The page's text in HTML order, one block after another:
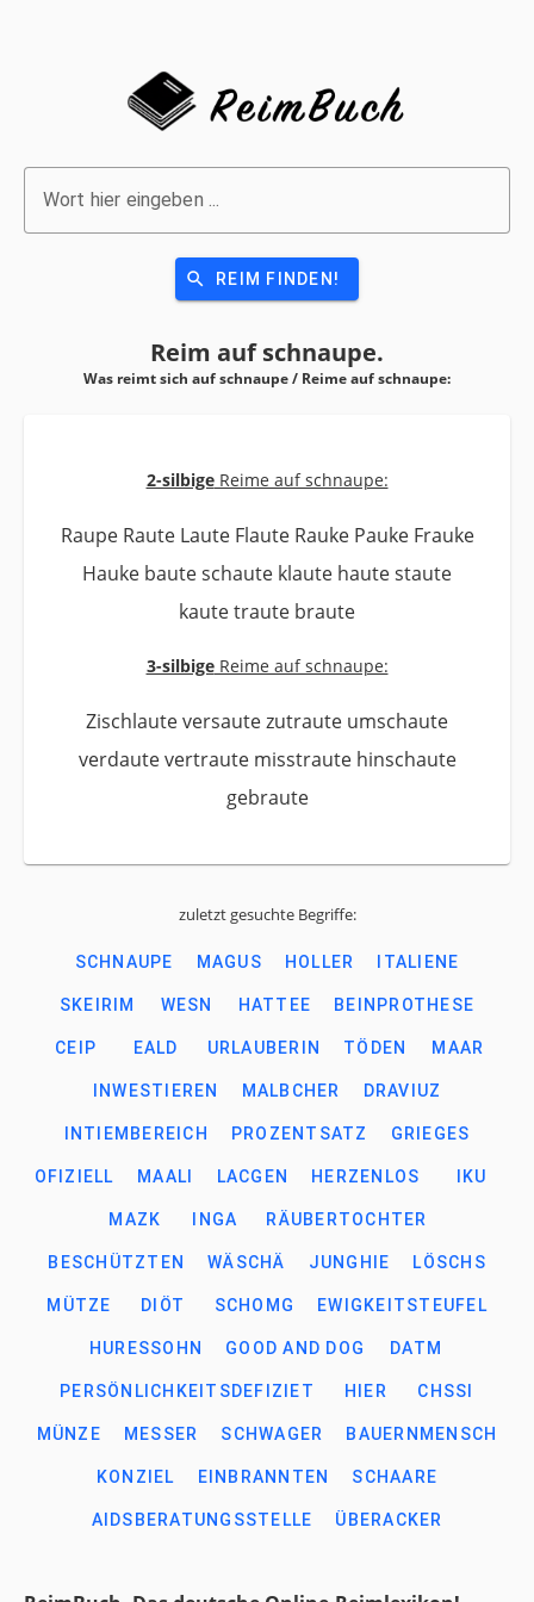
Wort hier eingeben ...
search REIM FINDEN!
Reim aufschnaupe.
Was reimt sich auf schnaupe / Reime aufschnaupe:
2-silbigeReime auf schnaupe:
Raupe Raute Laute Flaute Rauke Pauke Frauke
Hauke baute schaute klaute haute staute
kaute traute braute
3-silbigeReime auf schnaupe:
Zischlaute versaute zutraute umschaute
verdaute vertraute misstraute hinschaute
gebraute
zuletzt gesuchte Begriffe:
SCHNAUPE MAGUS HOLLER ITALIENE
SKEIRIM WESN HATTEE BEINPROTHESE
CEIP EALD URLAUBERIN TÖDEN MAAR
INWESTIEREN MALBCHER DRAVIUZ
INTIEMBEREICH PROZENTSATZ GRIEGES
OFIZIELL MAALI LACGEN HERZENLOS IKU
MAZK INGA RÄUBERTOCHTER
BESCHÜTZTEN WÄSCHÄ JUNGHIE LÖSCHS
MÜTZE DIÖT SCHOMG EWIGKEITSTEUFEL
HURESSOHN GOOD AND DOG DATM
PERSÖNLICHKEITSDEFIZIET HIER CHSSI
MÜNZE MESSER SCHWAGER BAUERNMENSCH
KONZIEL EINBRANNTEN SCHAARE
AIDSBERATUNGSSTELLE ÜBERACKER